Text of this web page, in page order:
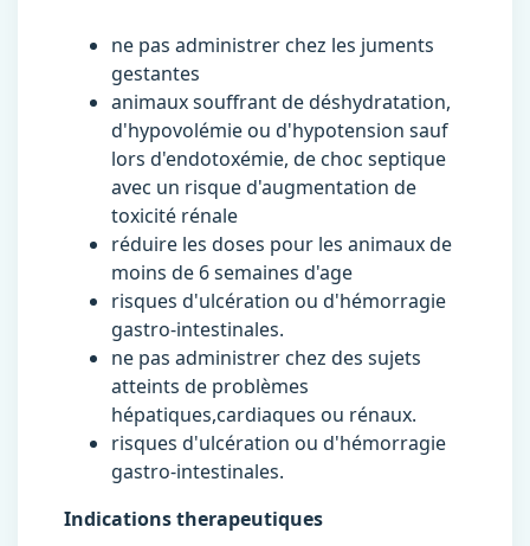
ne pas administrer chez les juments
gestantes
animaux souffrant de déshydratation,
d'hypovolémie ou d'hypotension sauf
lors d'endotoxémie, de choc septique
avec un risque d'augmentation de
toxicité rénale
réduire les doses pour les animaux de
moins de 6 semaines d'age
risques d'ulcération ou d'hémorragie
gastro-intestinales.
ne pas administrer chez des sujets
atteints de problèmes
hépatiques,cardiaques ou rénaux.
risques d'ulcération ou d'hémorragie
gastro-intestinales.
Indications therapeutiques